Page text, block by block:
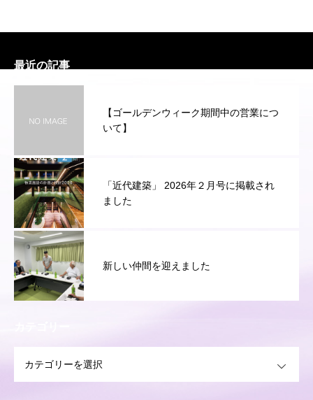
最近の記事
【ゴールデンウィーク期間中の営業につ
いて】
「近代建築」 2026年２月号に掲載され
ました
新しい仲間を迎えました